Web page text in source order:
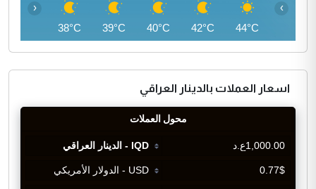
44°C
42°C
40°C
39°C
38°C
‹ ›
اسعار العملات بالدينار العراقي